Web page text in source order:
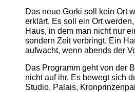
Das neue Gorki soll kein Ort
erklärt. Es soll ein Ort
Haus, in dem man nicht nur
sondern Zeit verbringt. Ein
aufwacht, wenn abends der
Das Programm geht von der
nicht auf ihr. Es bewegt sich
Studio, Palais,